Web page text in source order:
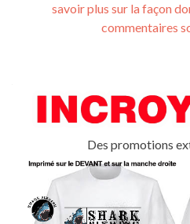
savoir plus sur la façon
commentaires
Des promotions